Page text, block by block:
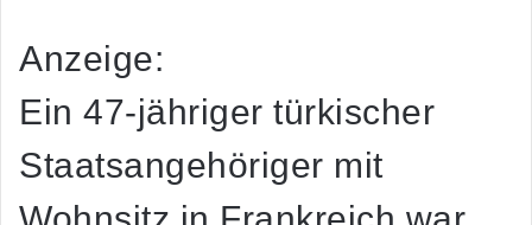
Anzeige:
Ein 47-jähriger türkischer
Staatsangehöriger mit